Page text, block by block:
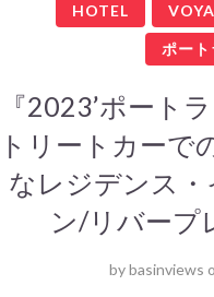
HOTEL
ポート
『2023’ポート
トリートカーで
なレジデンス
ン/リバープ
bybasinviews